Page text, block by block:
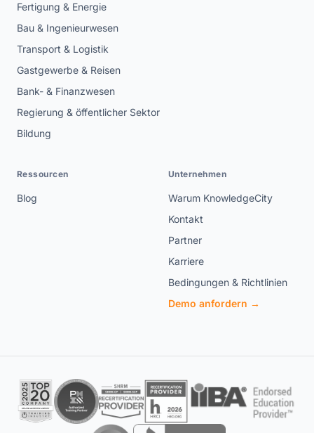
Fertigung & Energie
Bau & Ingenieurwesen
Transport & Logistik
Gastgewerbe & Reisen
Bank- & Finanzwesen
Regierung & öffentlicher Sektor
Bildung
Ressourcen
Blog
Unternehmen
Warum KnowledgeCity
Kontakt
Partner
Karriere
Bedingungen & Richtlinien
Demo anfordern →